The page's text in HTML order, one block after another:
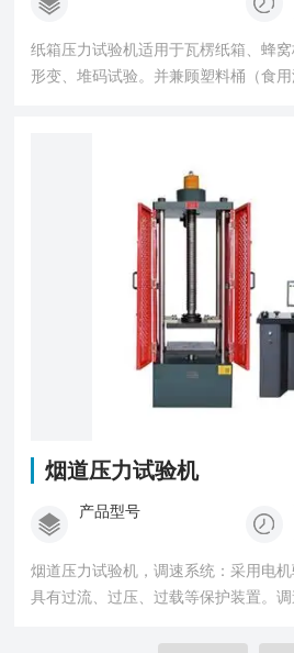
纸箱压力试验机适用于瓦楞纸箱、蜂窝
形变、堆码试验。并兼顾塑料桶（食用
烟道压力试验机
产品型号
烟道压力试验机，调速系统：采用电
具有过流、过压、过载等保护装置。